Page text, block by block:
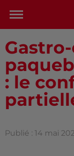
: le
Publié : 14 mai